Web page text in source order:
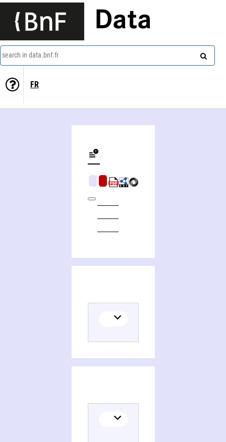
Data
search in data.bnf.fr
FR